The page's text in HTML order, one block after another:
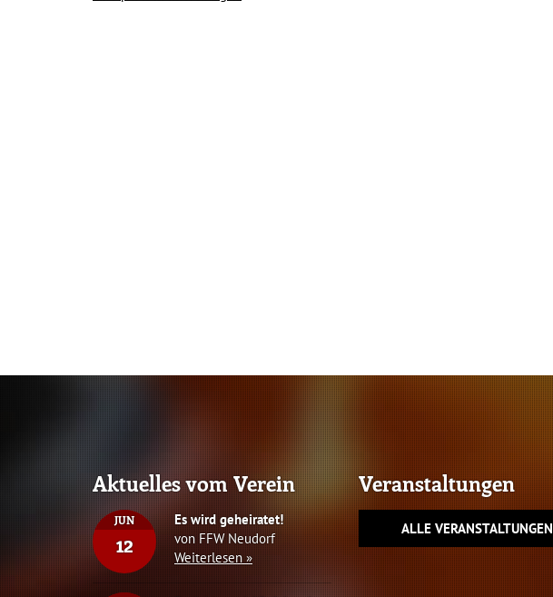
Aktuelles vom Verein
JUN
12
Es wird geheiratet!
von FFW Neudorf
Weiterlesen »
Veranstaltungen
ALLE VERANSTALTUNGEN